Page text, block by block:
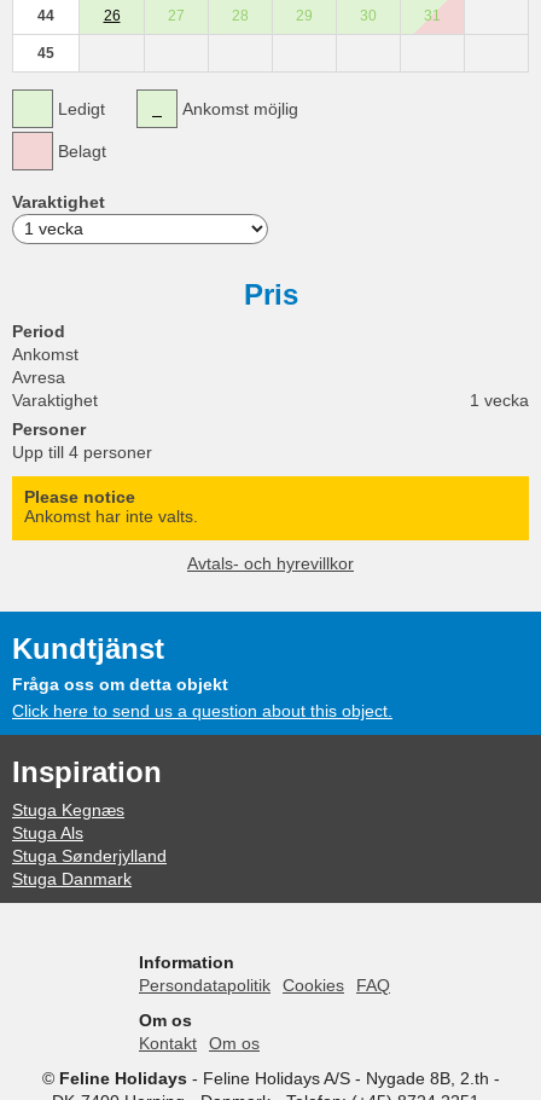
44 26 27 28 29 30 31
45
Ledigt
Belagt
Ankomst möjlig
Varaktighet
Pris
Period
Ankomst
Avresa
Varaktighet
1 vecka
Personer
Upp till 4 personer
Please notice
Ankomst har inte valts.
Avtals- och hyrevillkor
Kundtjänst
Fråga oss om detta objekt
Click here to send us a question about this object.
Inspiration
Stuga Kegnæs
Stuga Als
Stuga Sønderjylland
Stuga Danmark
Information
Persondatapolitik
Cookies
FAQ
Om os
Kontakt
Om os
© Feline Holidays- Feline Holidays A/S- Nygade 8B, 2.th -